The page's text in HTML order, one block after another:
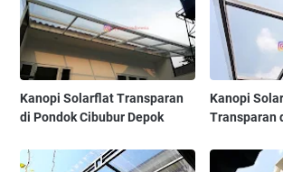
Kanopi Solarflat Transparan
di Pondok Cibubur Depok
Kanopi
Transparan